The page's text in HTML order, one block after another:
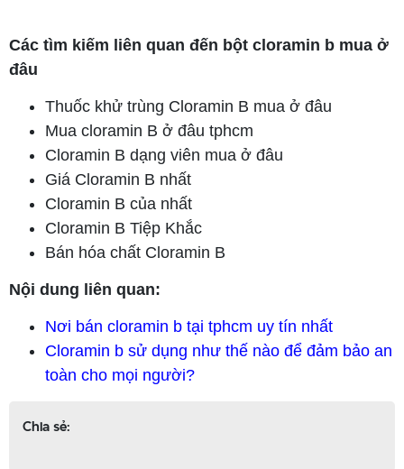
Các tìm kiếm liên quan đến bột cloramin b mua ở
đâu
Thuốc khử trùng Cloramin B mua ở đâu
Mua cloramin B ở đâu tphcm
Cloramin B dạng viên mua ở đâu
Giá Cloramin B nhất
Cloramin B của nhất
Cloramin B Tiệp Khắc
Bán hóa chất Cloramin B
Nội dung liên quan:
Nơi bán cloramin b tại tphcm uy tín nhất
Cloramin b sử dụng như thế nào để đảm bảo an
toàn cho mọi người?
Chia sẻ: